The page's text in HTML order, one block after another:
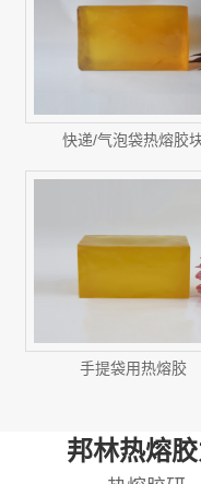
快递/气泡袋热熔胶
手提袋用热熔胶
邦林热熔